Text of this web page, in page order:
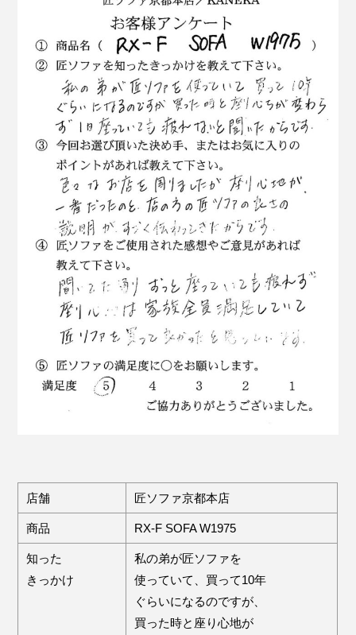
店舗 匠ソファ京都本店
商品 RX-F SOFA W1975
知った
きっかけ
私の弟が匠ソファを
使っていて、買って10年
ぐらいになるのですが、
買った時と座り心地が